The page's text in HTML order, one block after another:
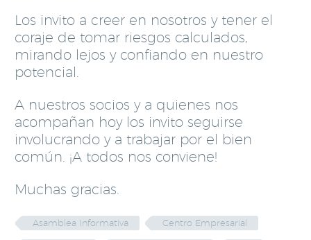
Los invito a creer en nosotros y tener el
coraje de tomar riesgos calculados,
mirando lejos y confiando en nuestro
potencial.
A nuestros socios y a quienes nos
acompañan hoy los invito seguirse
involucrando y a trabajar por el bien
común. ¡A todos nos conviene!
Muchas gracias.
Asamblea Informativa Centro Empresarial